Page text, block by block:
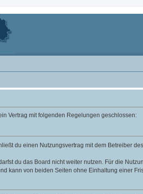
Vertrag mit folgenden Regelungen geschlossen:
du einen Nutzungsvertrag mit dem Betreiber
du das Board nicht weiter nutzen. Für die
kann von beiden Seiten ohne Einhaltung einer